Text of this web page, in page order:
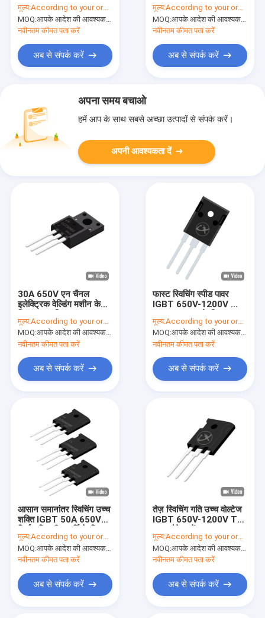
मूल्य:According to your order requirement
MOQ:आपके आदेश की आवश्यकता के अनुसार
नवीनतम कीमत पता करें
अब से संपर्क करें
प्रदर्शन
मूल्य:According to your order requirement
MOQ:आपके आदेश की आवश्यकता के अनुसार
नवीनतम कीमत पता करें
अब से संपर्क करें
अपना समय बचाओ
हमें आप के साथ सबसे अच्छा उत्पादों से संपर्क करें।
अपनी आवश्यकता दें
30A 650V एन चैनल
इलेक्ट्रिक वेल्डिंग मशीन के
मूल्य:According to your order requirement
MOQ:आपके आदेश की आवश्यकता के अनुसार
नवीनतम कीमत पता करें
अब से संपर्क करें
फास्ट स्विचिंग स्पीड पावर
IGBT 650V-1200V ग्रिड
मूल्य:According to your order requirement
MOQ:आपके आदेश की आवश्यकता के अनुसार
नवीनतम कीमत पता करें
अब से संपर्क करें
आसान समानांतर स्विचिंग उच्च
शक्ति IGBT 50A 650V
मूल्य:According to your order requirement
MOQ:आपके आदेश की आवश्यकता के अनुसार
नवीनतम कीमत पता करें
अब से संपर्क करें
तेज़ स्विचिंग गति उच्च वोल्टेज
IGBT 650V-1200V TO-
मूल्य:According to your order requirement
MOQ:आपके आदेश की आवश्यकता के अनुसार
नवीनतम कीमत पता करें
अब से संपर्क करें